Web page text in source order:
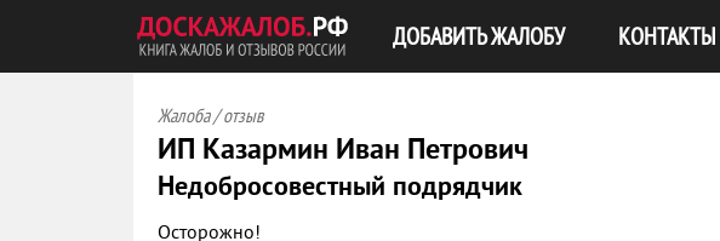
ДОБАВИТЬ ЖАЛОБУ КОНТАКТЫ
Жалоба / отзыв
ИП Казармин Иван Петрович
Недобросовестный подрядчик
Осторожно!